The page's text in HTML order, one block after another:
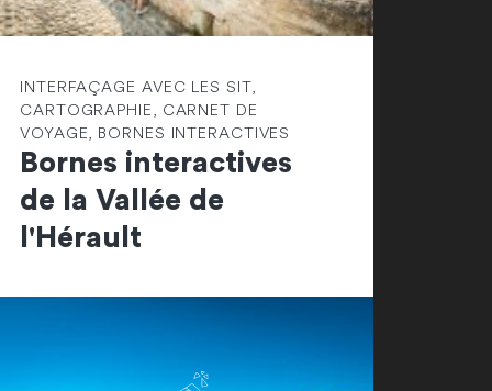
INTERFAÇAGE AVEC LES SIT,
CARTOGRAPHIE, CARNET DE
VOYAGE, BORNES INTERACTIVES
Bornes interactives
de la Vallée de
l'Hérault